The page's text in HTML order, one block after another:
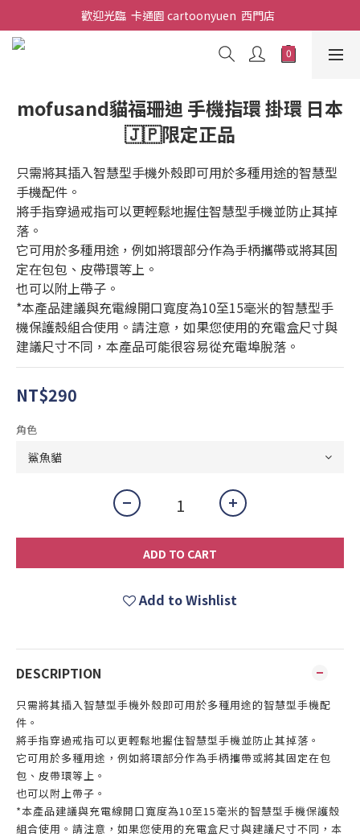
歡迎光臨  卡通園 cartoonyuen  西門店
mofusand貓福珊迪 手機指環 掛環 日本
🇯🇵限定正品
只需將其插入智慧型手機外殼即可用於多種用途的智慧型
手機配件。
將手指穿過戒指可以更輕鬆地握住智慧型手機並防止其掉
落。
它可用於多種用途，例如將環部分作為手柄攜帶或將其固
定在包包、皮帶環等上。
也可以附上帶子。
*本產品建議與充電線開口寬度為10至15毫米的智慧型手
機保護殼組合使用。請注意，如果您使用的充電盒尺寸與
建議尺寸不同，本產品可能很容易從充電埠脫落。
NT$290
角色
ADD TO CART
Add to Wishlist
DESCRIPTION
只需將其插入智慧型手機外殼即可用於多種用途的智慧型手機配
件。
將手指穿過戒指可以更輕鬆地握住智慧型手機並防止其掉落。
它可用於多種用途，例如將環部分作為手柄攜帶或將其固定在包
包、皮帶環等上。
也可以附上帶子。
*本產品建議與充電線開口寬度為10至15毫米的智慧型手機保護殼
組合使用。請注意，如果您使用的充電盒尺寸與建議尺寸不同，本